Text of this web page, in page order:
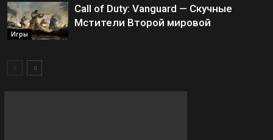
Игры
Call of Duty: Vanguard — Скучные
Мстители Второй мировой